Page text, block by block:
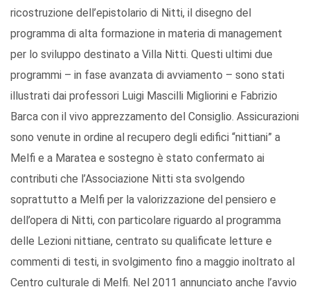
ricostruzione dell’epistolario di Nitti, il disegno del
programma di alta formazione in materia di management
per lo sviluppo destinato a Villa Nitti. Questi ultimi due
programmi – in fase avanzata di avviamento – sono stati
illustrati dai professori Luigi Mascilli Migliorini e Fabrizio
Barca con il vivo apprezzamento del Consiglio. Assicurazioni
sono venute in ordine al recupero degli edifici “nittiani” a
Melfi e a Maratea e sostegno è stato confermato ai
contributi che l’Associazione Nitti sta svolgendo
soprattutto a Melfi per la valorizzazione del pensiero e
dell’opera di Nitti, con particolare riguardo al programma
delle Lezioni nittiane, centrato su qualificate letture e
commenti di testi, in svolgimento fino a maggio inoltrato al
Centro culturale di Melfi. Nel 2011 annunciato anche l’avvio